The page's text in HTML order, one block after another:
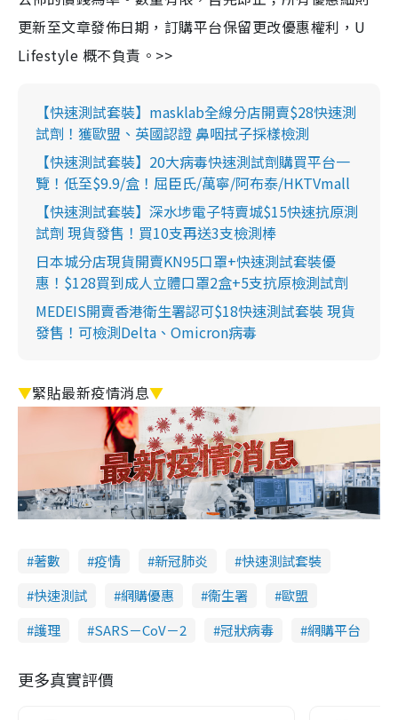
更新至文章發佈日期，訂購平台保留更改優惠權利，U
Lifestyle 概不負責。>>
【快速測試套裝】masklab全線分店開賣$28快速測
試劑！獲歐盟、英國認證 鼻咽拭子採樣檢測
【快速測試套裝】20大病毒快速測試劑購買平台一
覽！低至$9.9/盒！屈臣氏/萬寧/阿布泰/HKTVmall
【快速測試套裝】深水埗電子特賣城$15快速抗原測
試劑 現貨發售！買10支再送3支檢測棒
日本城分店現貨開賣KN95口罩+快速測試套裝優
惠！$128買到成人立體口罩2盒+5支抗原檢測試劑
MEDEIS開賣香港衛生署認可$18快速測試套裝 現貨
發售！可檢測Delta、Omicron病毒
▼緊貼最新疫情消息▼
著數 疫情 新冠肺炎
快速測試套裝
快速測試
網購優惠 衞生署
歐盟
護理
SARS－CoV－2 冠狀病毒 網購平台
更多真實評價